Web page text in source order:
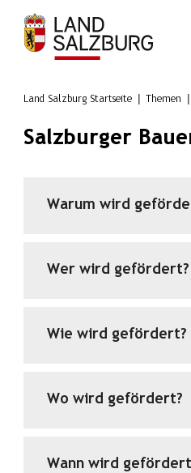
Zum Hauptinhalt springen
Land Salzburg Startseite Themen
Salzburger
Warum wird
Wer wird gefördert?
Wie wird gefördert?
Wo wird gefördert?
Wann wird